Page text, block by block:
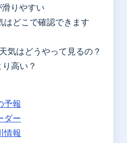
りやすい
どこで確認できます
気はどうやって見るの？
高い？
予報
ダー
情報